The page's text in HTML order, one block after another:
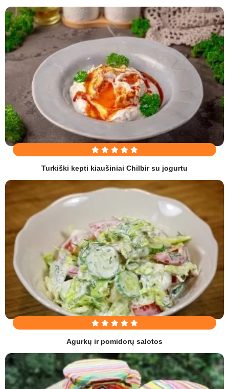
Turkiški kepti kiaušiniai Chilbir su jogurtu
Agurkų ir pomidorų salotos